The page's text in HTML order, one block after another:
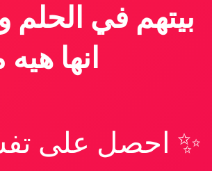
بيتهم في الحلم
انها
✨ احصل على